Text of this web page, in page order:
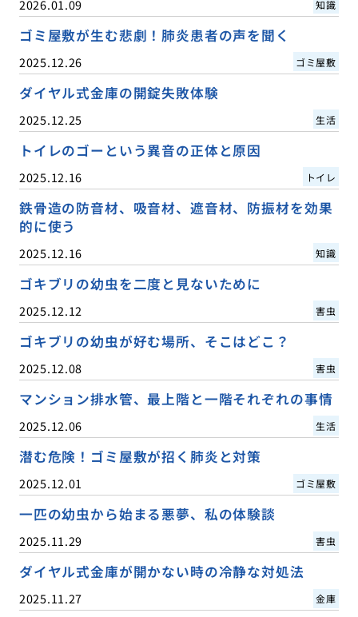
2026.01.09 知識
ゴミ屋敷が生む悲劇！肺炎患者の声を聞く
2025.12.26 ゴミ屋敷
ダイヤル式金庫の開錠失敗体験
2025.12.25 生活
トイレのゴーという異音の正体と原因
2025.12.16 トイレ
鉄骨造の防音材、吸音材、遮音材、防振材を効果
的に使う
2025.12.16 知識
ゴキブリの幼虫を二度と見ないために
2025.12.12 害虫
ゴキブリの幼虫が好む場所、そこはどこ？
2025.12.08 害虫
マンション排水管、最上階と一階それぞれの事情
2025.12.06 生活
潜む危険！ゴミ屋敷が招く肺炎と対策
2025.12.01 ゴミ屋敷
一匹の幼虫から始まる悪夢、私の体験談
2025.11.29 害虫
ダイヤル式金庫が開かない時の冷静な対処法
2025.11.27 金庫